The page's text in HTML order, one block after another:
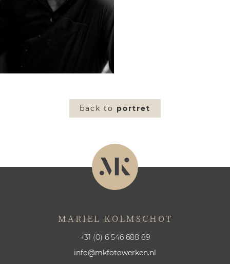
back to portret
MARIEL KOLMSCHOT
+31 (0) 6 546 688 89
info@mkfotowerken.nl